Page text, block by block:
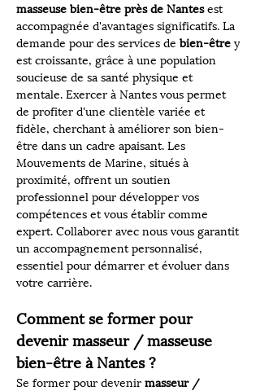
masseuse bien-être près de Nantes est
accompagnée d'avantages significatifs. La
demande pour des services de bien-être y
est croissante, grâce à une population
soucieuse de sa santé physique et
mentale. Exercer à Nantes vous permet
de profiter d'une clientèle variée et
fidèle, cherchant à améliorer son bien-
être dans un cadre apaisant. Les
Mouvements de Marine, situés à
proximité, offrent un soutien
professionnel pour développer vos
compétences et vous établir comme
expert. Collaborer avec nous vous garantit
un accompagnement personnalisé,
essentiel pour démarrer et évoluer dans
votre carrière.
Comment se former pour
devenir masseur / masseuse
bien-être à Nantes ?
Se former pour devenir masseur /